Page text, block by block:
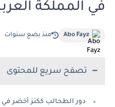
في المملكة
Abo Fayz منذ بضع سنوات
تصفح سريع للمحتوى
دور الطحالب ككنز أخضر في